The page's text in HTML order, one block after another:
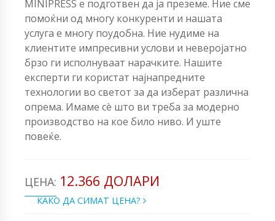
MINIPRESS е подготвен да ја преземе. Ние сме
помоќни од многу конкуренти и нашата
услуга е многу поудобна. Ние нудиме на
клиентите импресивни услови и неверојатно
брзо ги исполнуваат нарачките. Нашите
експерти ги користат најнапредните
технологии во светот за да изберат различна
опрема. Имаме сè што ви треба за модерно
производство на кое било ниво. И уште
повеќе.
ЦЕНА: 12.366 ДОЛАРИ
КАКО ДА СИМАТ ЦЕНА?